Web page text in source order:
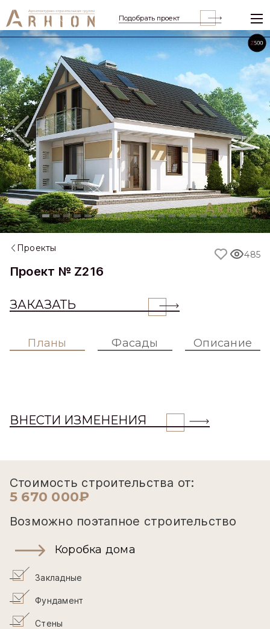
Подобрать проект
Previous
Проекты
Проект № Z216
ЗАКАЗАТЬ
485
Планы Фасады Описание
ВНЕСТИ ИЗМЕНЕНИЯ
Стоимость строительства от:
5 670 000₽
Возможно поэтапное строительство
Коробка дома
Закладные
Фундамент
Стены